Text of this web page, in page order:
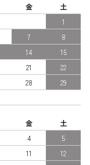
金
土
1
7
8
14
15
21
22
28
29
金
土
4
5
11
12